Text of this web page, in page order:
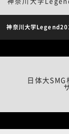
神奈川大学
日体大SMG